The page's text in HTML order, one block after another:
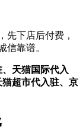
先下店后付费，
信靠谱。
天猫国际代入
超市代入驻、京